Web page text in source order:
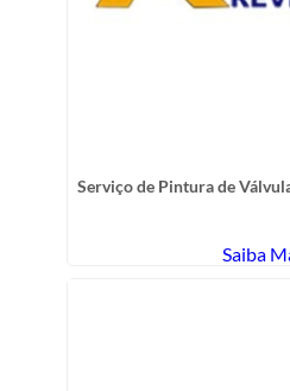
Serviço de Pintura de
Saiba